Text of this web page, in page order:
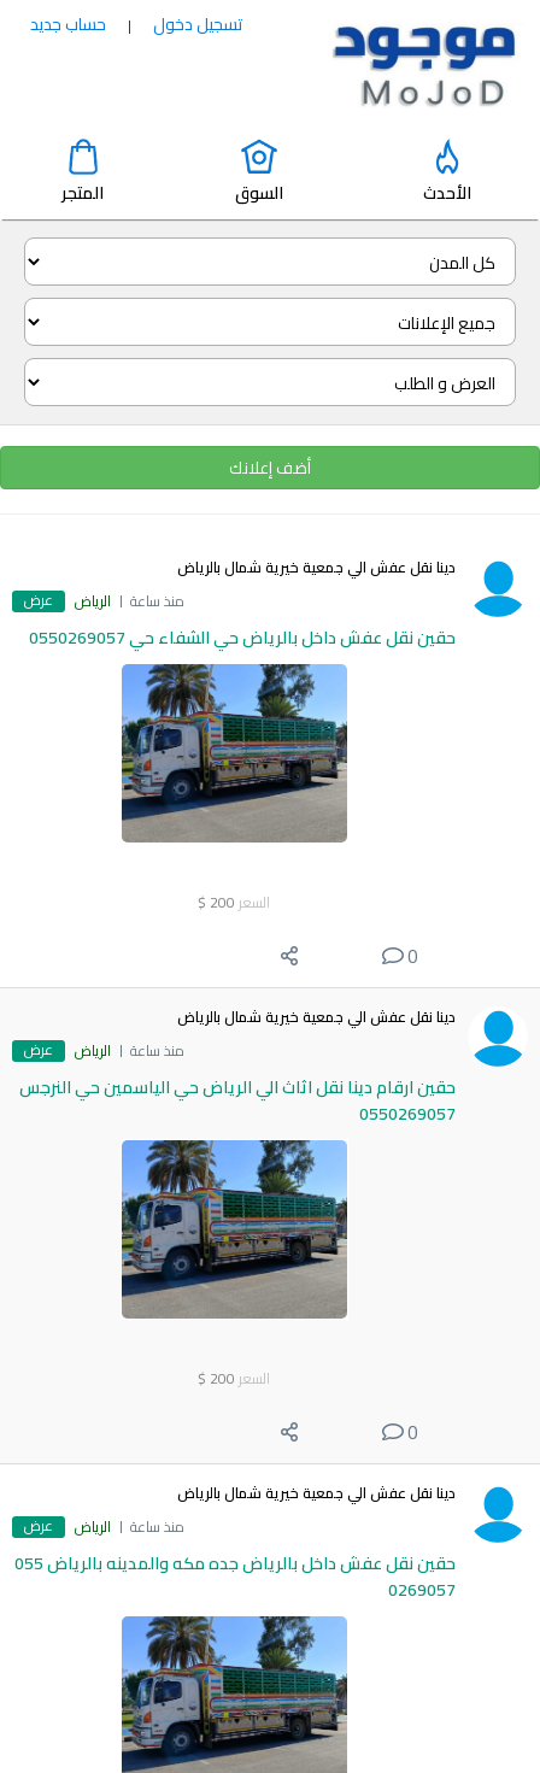
تسجيل دخول | حساب جديد
الأحدث السوق المتجر
أضف إعلانك
دينا نقل عفش الي جمعية خيرية شمال بالرياض
منذ ساعة
الرياض عرض
حقين نقل عفش داخل بالرياض حي الشفاء حي 0550269057
السعر 200
$
0
دينا نقل عفش الي جمعية خيرية شمال بالرياض
منذ ساعة
الرياض عرض
حقين ارقام دينا نقل اثاث الي الرياض حي الياسمين حي النرجس
0550269057
السعر 200
$
0
دينا نقل عفش الي جمعية خيرية شمال بالرياض
منذ ساعة
الرياض عرض
حقين نقل عفش داخل بالرياض جده مكه والمدينه بالرياض 055
0269057